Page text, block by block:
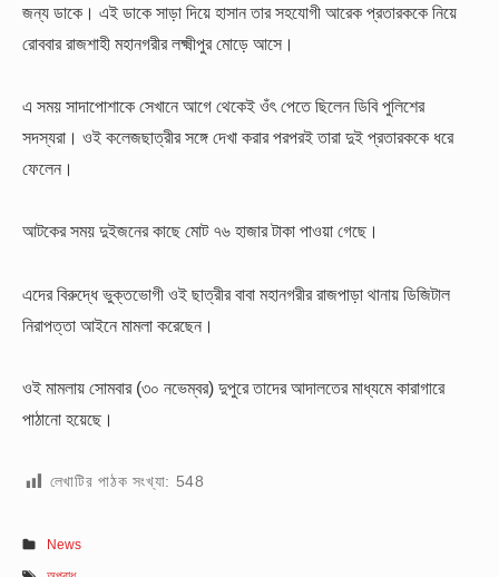
জন্য ডাকে। এই ডাকে সাড়া দিয়ে হাসান তার সহযোগী আরেক প্রতারককে নিয়ে
রোববার রাজশাহী মহানগরীর লক্ষ্মীপুর মোড়ে আসে।
এ সময় সাদাপোশাকে সেখানে আগে থেকেই ওঁৎ পেতে ছিলেন ডিবি পুলিশের
সদস্যরা। ওই কলেজছাত্রীর সঙ্গে দেখা করার পরপরই তারা দুই প্রতারককে ধরে
ফেলেন।
আটকের সময় দুইজনের কাছে মোট ৭৬ হাজার টাকা পাওয়া গেছে।
এদের বিরুদ্ধে ভুক্তভোগী ওই ছাত্রীর বাবা মহানগরীর রাজপাড়া থানায় ডিজিটাল
নিরাপত্তা আইনে মামলা করেছেন।
ওই মামলায় সোমবার (৩০ নভেম্বর) দুপুরে তাদের আদালতের মাধ্যমে কারাগারে
পাঠানো হয়েছে।
লেখাটির পাঠক সংখ্যা: 548
News